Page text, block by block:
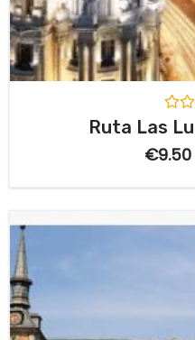
V
a
l
o
Ruta Las
€9.50